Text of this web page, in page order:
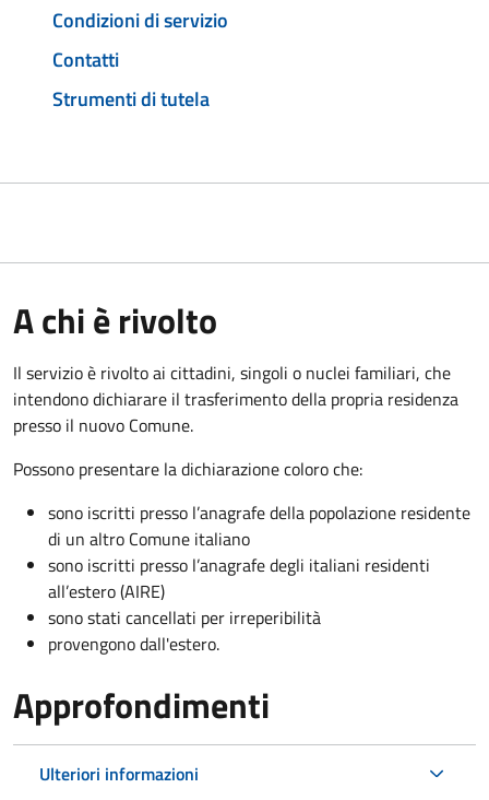
Condizioni di servizio
Contatti
Strumenti di tutela
A chi è rivolto
Il servizio è rivolto ai cittadini, singoli o nuclei familiari, che
intendono dichiarare il trasferimento della propria residenza
presso il nuovo Comune.
Possono presentare la dichiarazione coloroche:
sono iscritti presso l’anagrafe della popolazione residente
di un altro Comune italiano
sono iscritti presso l’anagrafe degli italiani residenti
all’estero (AIRE)
sono stati cancellati per irreperibilità
provengono dall'estero.
Approfondimenti
Ulteriori informazioni